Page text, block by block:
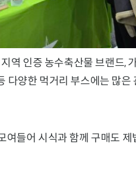
역 인증 농수축산물 브랜드,
다양한 먹거리 부스에는 많은
들어 시식과 함께 구매도